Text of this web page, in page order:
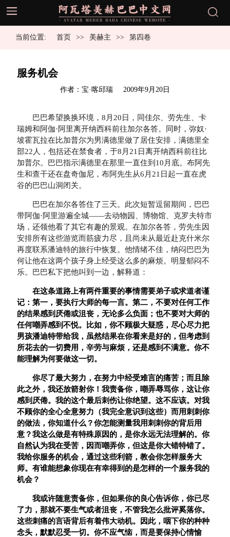
当前位置: 首页 美赫主 第四卷
服务机会
作者：宝·喀邱瑞
发
2009年9月20日
巴巴希望换换环境，8月20日，同佳尔、劳先生、卡
瑞姆和阿伽·阿里离开纳西科前往加尔各答。同时，弥奴·
坡霍瓦拉在比加普尔为男满德里做了居住安排，满德里全
部22人，包括还在禁食者，于8月21日离开纳西科前往比
加普尔。巴巴指示满德里在那里一直住到10月底。布阿先
生和查干还在盘奇伽尼，布阿先生从6月21日起一直在虎
谷的巴巴山洞闭关。
巴巴在加尔各答住了三天。此次短暂逗留期间，巴巴
带阿伽·阿里游遍全城——去动物园、博物馆、克罗夫特市
场，还领他看了其它有趣的景观。在加尔各答，劳先生因
安排所有这些游览而筋疲力尽，且尚未从最近赴克什米尔
再度联系潘迪特的旅行中恢复。他情绪不佳，纳闷巴巴为
何让他在这两个孩子身上经受这么多的麻烦。明显郁闷不
乐。巴巴私下把他叫到一边，解释道：
在这条道路上有两件重要的事情需要弟子或求道者谨
记：第一，要执行大师的每一言。第二，不要对任何工作
的结果感到厌倦或沮丧，无论多么负面；也不要对大师的
任何嘲弄感到不悦。比如，你不顾极大疑惑，尽心尽力把
男孩潘迪特带给我，虽然结果在你看来是好的，但考虑到
所花去的一切费用，辛劳与麻烦，还是感到不满意。你不
能理解为何要做这一切。
你尽了最大努力，在努力中经受难言的痛苦；而且除
此之外，我还放箭射你！我责备你，嘲弄辱骂你，这让你
感到厌倦。我的这个最后刺伤让你绝望。这不应该。对我
不顾你的全心全意努力（我完全意识到这些）而用刺刺你
的做法，你知道什么？你怎能测量我用刺刺你的背后用
意？我这么做是有特殊原因的，是你永远无法理解的。你
自然认为我在受苦，因而嘲弄你，但这是你大错特错了。
我给你服务的机会，通过这些利箭，教会你怎样服务大
师。有谁能想象你现在有幸得到的是怎样的一个服务我的
机会？
我或许随意责备你，但如果你的良心告诉你，你已尽
了力，那就不要生气或者沮丧，不管我怎么批评奚落你。
这些刺痛的言语背后有着伟大动机。因此，咽下你的种种
念头，默默忍受一切。你不应气恼，而是要保持心情愉